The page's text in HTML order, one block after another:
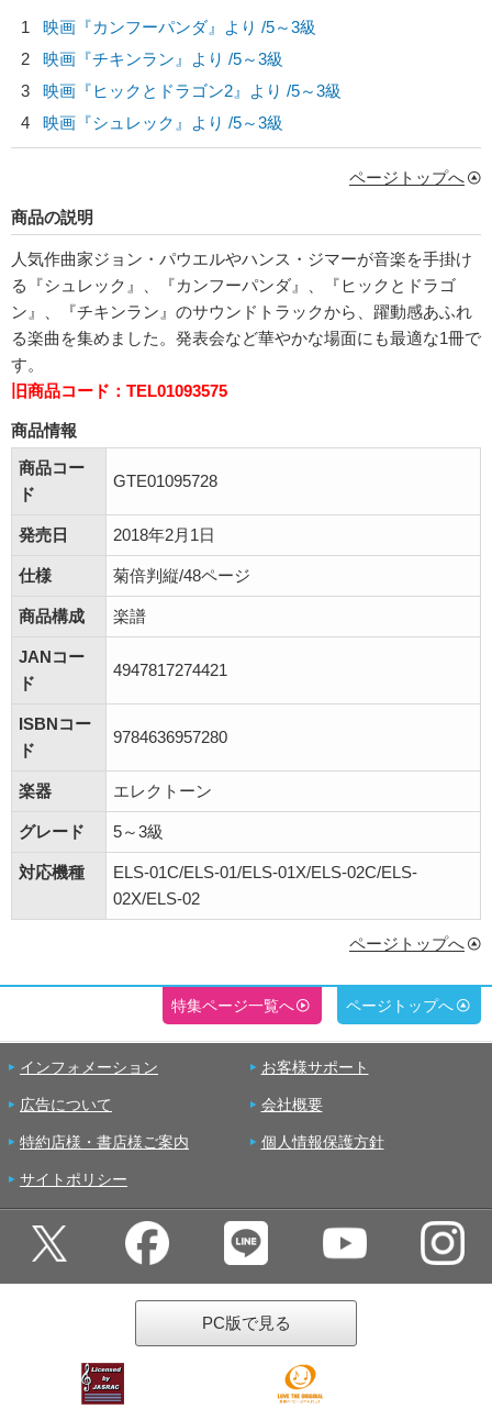
1
映画『カンフーパンダ』より /5～3級
2
映画『チキンラン』より /5～3級
3
映画『ヒックとドラゴン2』より /5～3級
4
映画『シュレック』より /5～3級
ページトップへ
商品の説明
人気作曲家ジョン・パウエルやハンス・ジマーが音楽を手掛け
る『シュレック』、『カンフーパンダ』、『ヒックとドラゴ
ン』、『チキンラン』のサウンドトラックから、躍動感あふれ
る楽曲を集めました。発表会など華やかな場面にも最適な1冊で
す。
旧商品コード：TEL01093575
商品情報
商品コー
ド
GTE01095728
発売日 2018年2月1日
仕様 菊倍判縦/48ページ
商品構成 楽譜
JANコー
ド
4947817274421
ISBNコー
ド
9784636957280
楽器 エレクトーン
グレード 5～3級
対応機種
ELS-01C/ELS-01/ELS-01X/ELS-02C/ELS-
02X/ELS-02
ページトップへ
特集ページ一覧へ ページトップへ
インフォメーション お客様サポート
広告について 会社概要
特約店様・書店様ご案内 個人情報保護方針
サイトポリシー
PC版で見る